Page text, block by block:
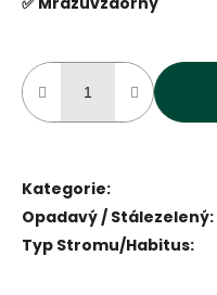
Kategorie:
Opadavý / Stálezelený:
Typ Stromu/Habitus: